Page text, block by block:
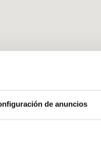
de anuncios